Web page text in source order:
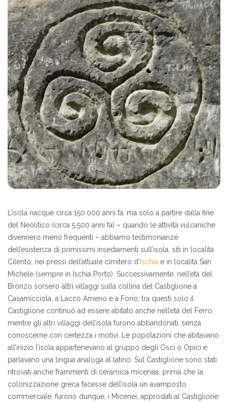
L’isola nacque circa 150.000 anni fa, ma solo a partire dalla fine
del Neolitico (circa 5.500 anni fa) – quando le attività vulcaniche
divennero meno frequenti – abbiamo testimonianze
dell’esistenza di primissimi insediamenti sull’isola, siti in località
Cilento, nei pressi dell’attuale cimitero d’ Ischia e in località San
Michele (sempre in Ischia Porto). Successivamente, nell’età del
Bronzo sorsero altri villaggi sulla collina del Castiglione a
Casamicciola, a Lacco Ameno e a Forio; tra questi solo il
Castiglione continuò ad essere abitato anche nell’età del Ferro,
mentre gli altri villaggi dell’isola furono abbandonati, senza
conoscerne con certezza i motivi. Le popolazioni che abitavano
all’inizio l’isola appartenevano al gruppo degli Osci o Opici e
parlavano una lingua analoga al latino. Sul Castiglione sono stati
ritrovati anche frammenti di ceramica micenea: prima che la
colonizzazione greca facesse dell’isola un avamposto
commerciale, furono dunque, i Micenei, approdati al Castiglione